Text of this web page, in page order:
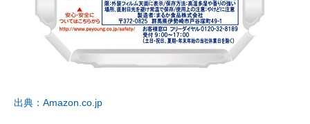
出典：Amazon.co.jp